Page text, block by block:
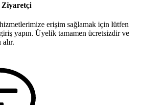
Ziyaretçi
erişim sağlamak için lütfen
yapın. Üyelik tamamen ücretsizdir ve